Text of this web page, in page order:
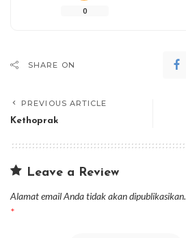
0
SHARE ON
PREVIOUS ARTICLE
Kethoprak
Leave a Review
Alamat email Anda tidak akan dipublikasikan.
*